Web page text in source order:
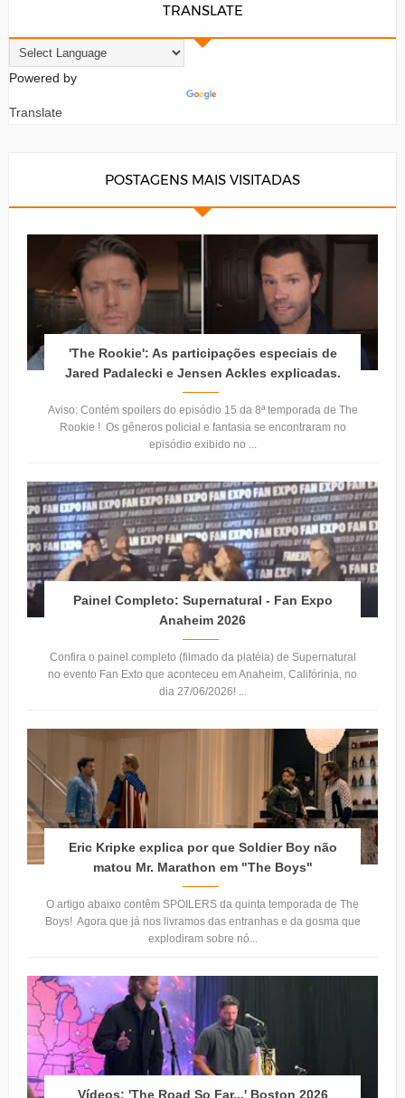
TRANSLATE
Powered by
Translate
POSTAGENS MAIS VISITADAS
'The Rookie': As participações especiais de
Jared Padalecki e Jensen Ackles explicadas.
Aviso: Contém spoilers do episódio 15 da 8ª temporada de The
Rookie ! Os gêneros policial e fantasia se encontraram no
episódio exibido no ...
Painel Completo: Supernatural - Fan Expo
Anaheim 2026
Confira o painel completo (filmado da platéia) de Supernatural
no evento Fan Exto que aconteceu em Anaheim, Califórinia, no
dia 27/06/2026! ...
Eric Kripke explica por que Soldier Boy não
matou Mr. Marathon em "The Boys"
O artigo abaixo contêm SPOILERS da quinta temporada de The
Boys! Agora que já nos livramos das entranhas e da gosma que
explodiram sobre nó...
Vídeos: 'The Road So Far...' Boston 2026